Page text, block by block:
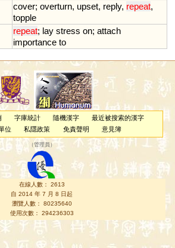
cover; overturn, upset, reply, repeat,
topple
repeat; lay stress on; attach
importance to
字庫統計 隨機漢字
最近被搜索的漢字
位 私隱政策 免責聲明 意見簿
（管理員 ）
在線人數： 2613
自 2014 年 7 月 8 日起
瀏覽人數： 80235640
使用次數： 294236303